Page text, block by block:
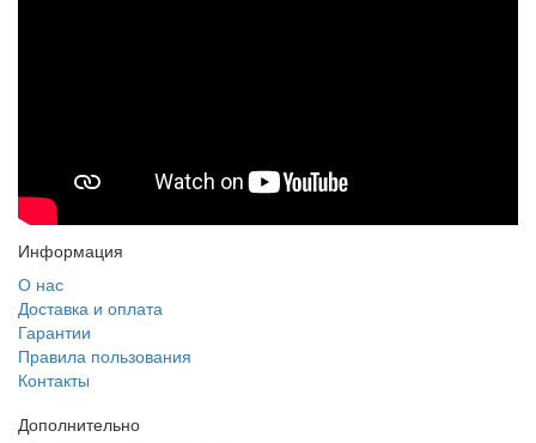
Информация
О нас
Доставка и оплата
Гарантии
Правила пользования
Контакты
Дополнительно